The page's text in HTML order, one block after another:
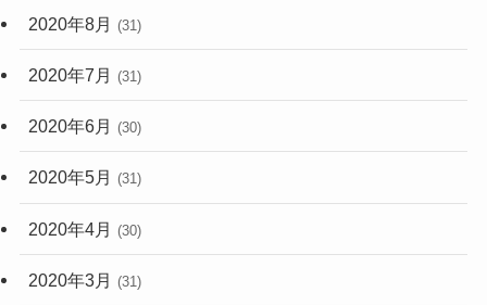
2020年8月 (31)
2020年7月 (31)
2020年6月 (30)
2020年5月 (31)
2020年4月 (30)
2020年3月 (31)